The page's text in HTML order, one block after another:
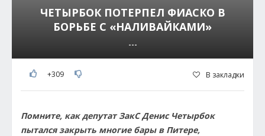
ЧЕТЫРБОК ПОТЕРПЕЛ ФИАСКО В
БОРЬБЕ С «НАЛИВАЙКАМИ»
---
+309 В закладки
Помните, как депутат ЗакС Денис Четырбок
пытался закрыть многие бары в Питере,